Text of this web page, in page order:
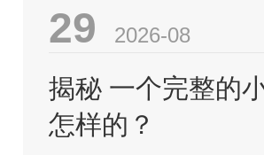
29 2026-08
揭秘 一个完整的
怎样的？